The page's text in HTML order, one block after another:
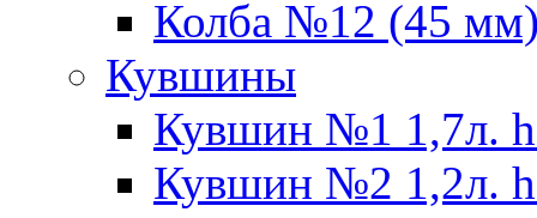
Колба №12 (45
Кувшины
Кувшин №1 1,7л.
Кувшин №2 1,2л.